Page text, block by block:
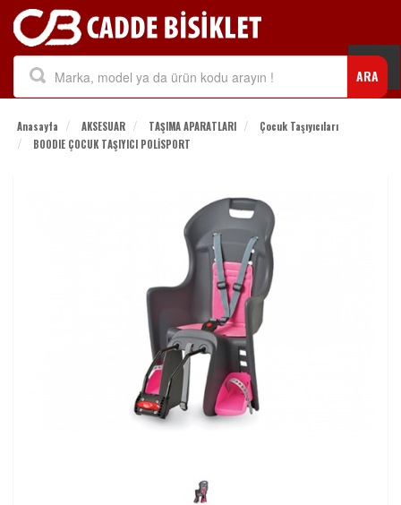
ARA
Anasayfa AKSESUAR TAŞIMA APARATLARI
Çocuk Taşıyıcıları
BOODIE ÇOCUK TAŞIYICI POLİSPORT